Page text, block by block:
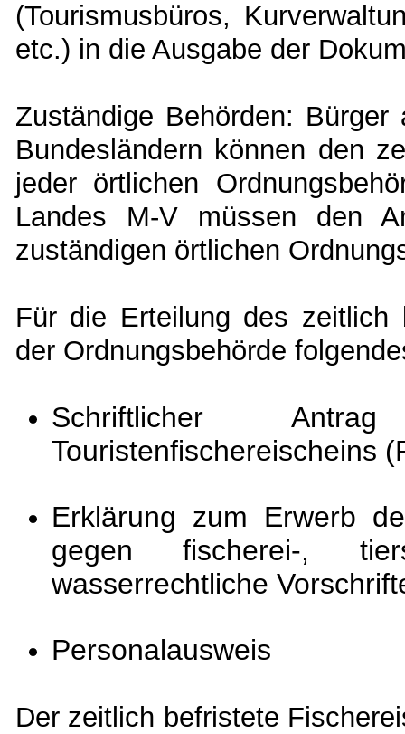
(Tourismusbüros,
etc.) in die Ausgabe der
Zuständige Behörden:
Bundesländern können den
jeder örtlichen
Landes M-V müssen den
zuständigen örtlichen
Für die Erteilung des zeitlich
der Ordnungsbehörde
Schriftlicher
Touristenfischereischeins
Erklärung zum Erwerb
gegen fischerei-,
wasserrechtliche
Personalausweis
Der zeitlich befristete